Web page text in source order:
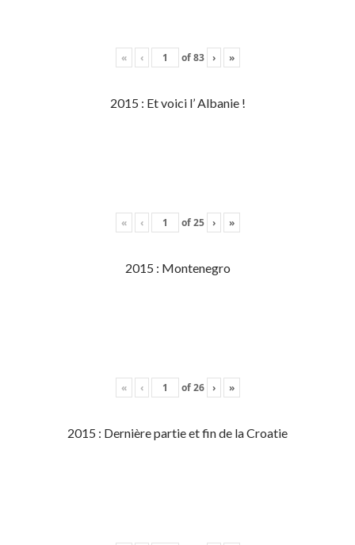
« ‹ of83 › »
2015 : Et voici l’ Albanie !
« ‹ of25 › »
2015 : Montenegro
« ‹ of26 › »
2015 : Dernière partie et fin de la Croatie